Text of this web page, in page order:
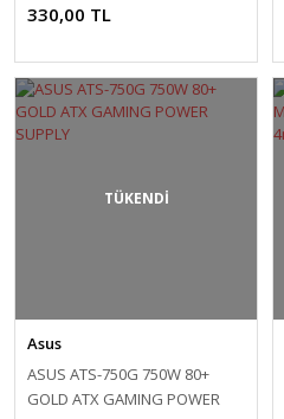
330,00 TL
TÜKENDİ
Asus
ASUS ATS-750G 750W 80+
GOLD ATX GAMING POWER